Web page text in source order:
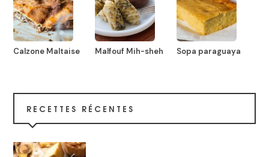
Calzone Maltaise Malfouf Mih-sheh Sopa paraguaya
RECETTES RÉCENTES